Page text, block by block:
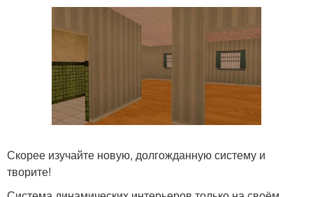
Скорее изучайте новую, долгожданную систему и
творите!